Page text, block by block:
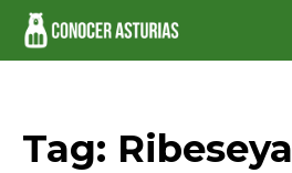
Tag: Ribeseya